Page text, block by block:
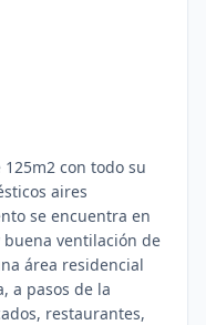
con todo su
aires
se encuentra en
ventilación de
área residencial
a pasos de la
restaurantes,